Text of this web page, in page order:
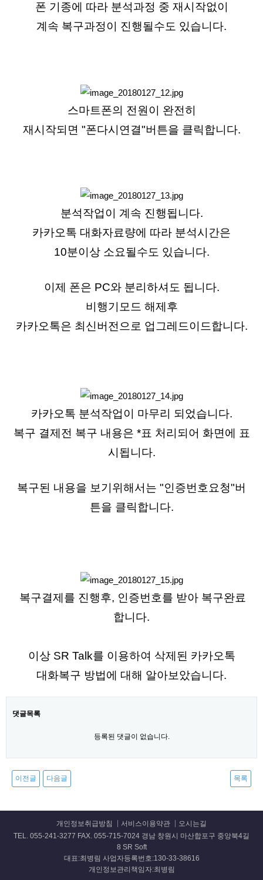
폰 기종에 따라 분석과정 중 재시작없이
계속 복구과정이 진행될수도 있습니다.
스마트폰의 전원이 완전히
재시작되면 "폰다시연결"버튼을 클릭합니다.
분석작업이 계속 진행됩니다.
카카오톡 대화자료량에 따라 분석시간은
10분이상소요될수도 있습니다.
이제 폰은 PC와 분리하셔도 됩니다.
비행기모드 해제후
카카오톡은 최신버전으로 업그레드이드합니다.
카카오톡 분석작업이 마무리 되었습니다.
복구 결제전 복구 내용은 *표 처리되어 화면에 표
시됩니다.
복구된 내용을 보기위해서는 "인증번호요청"버
튼을 클릭합니다.
복구결제를 진행후, 인증번호를 받아 복구완료
합니다.
이상 SR Talk를 이용하여 삭제된 카카오톡
대화복구 방법에 대해 알아보았습니다.
댓글목록
등록된 댓글이 없습니다.
이전글 다음글 목록
개인정보취급방침 서비스이용약관
오시는길
TEL. 055-241-3277 FAX. 055-715-7024 경남 창원시 마산합포구 중앙북4길
8 SR Soft
대표:최병림 사업자등록번호:130-33-38616
개인정보관리책임자:최병림